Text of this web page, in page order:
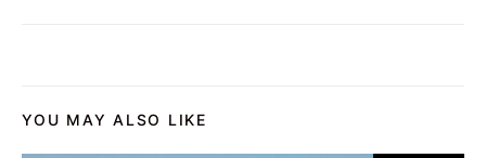
YOU MAY ALSO LIKE